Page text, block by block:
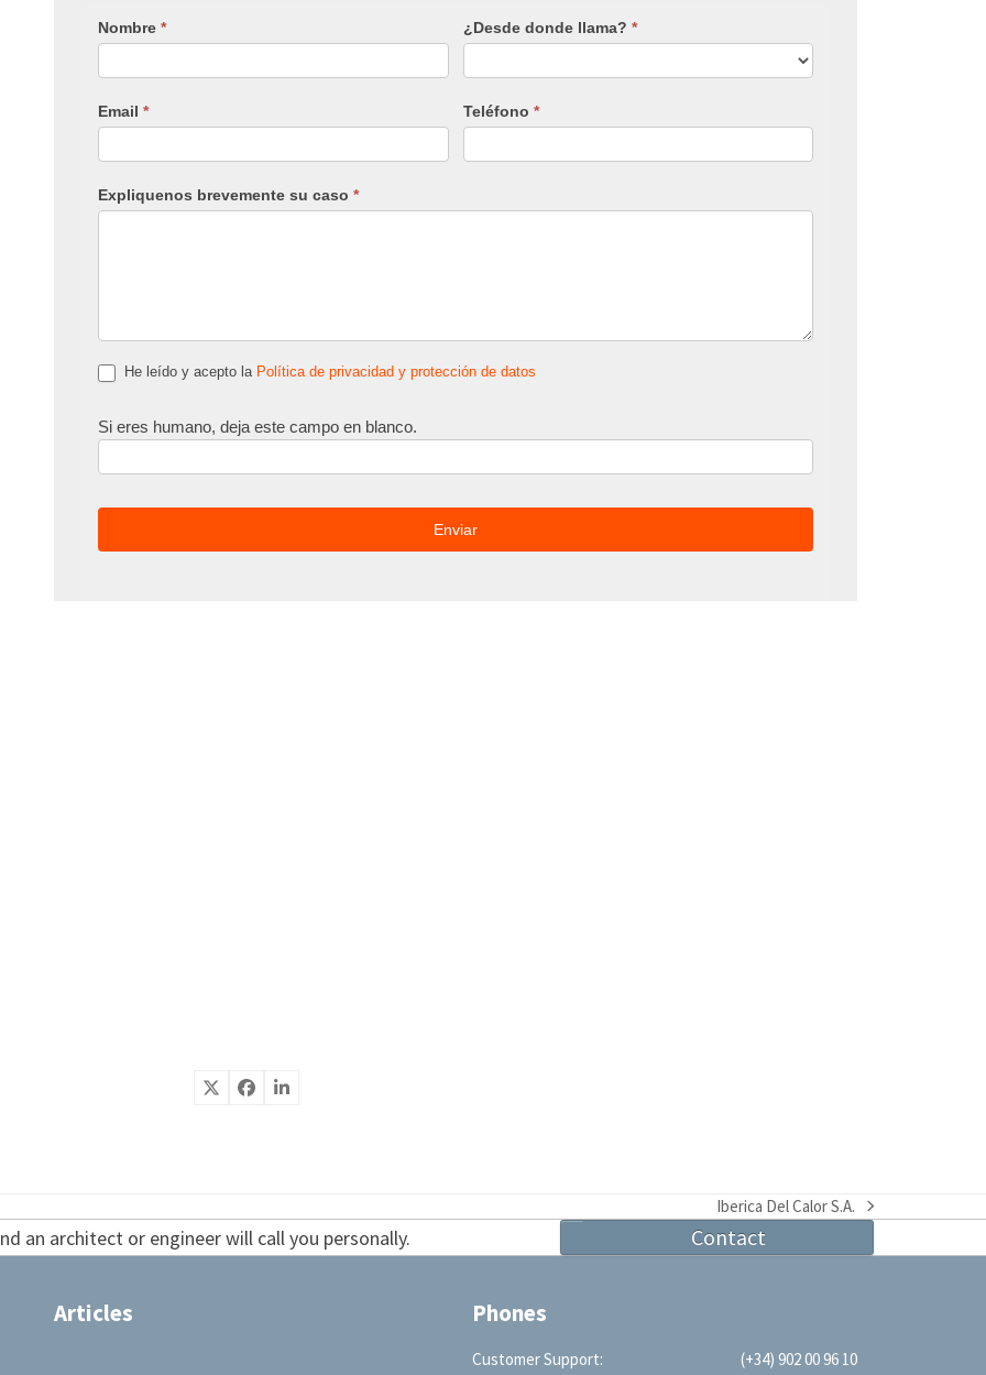
Nombre * ¿Desde donde llama? *
Email * Teléfono *
Expliquenos brevemente su caso *
He leído y acepto la Política de privacidad y protección de datos
Si eres humano, deja este campo en blanco.
next
post:
Iberica Del Calor S.A.
an architect or engineer will call you personally. Contact
Articles Phones
Customer Support:
(+34) 902 00 96 10